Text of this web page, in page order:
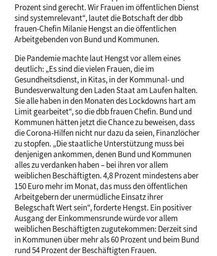
Prozent sind gerecht. Wir Frauen im öffentlichen Dienst
sind systemrelevant“, lautet die Botschaft der dbb
frauen-Chefin Milanie Hengst an die öffentlichen
Arbeitgebenden von Bund und Kommunen.
Die Pandemie machte laut Hengst vor allem eines
deutlich: „Es sind die vielen Frauen, die im
Gesundheitsdienst, in Kitas, in der Kommunal- und
Bundesverwaltung den Laden Staat am Laufen halten.
Sie alle haben in den Monaten des Lockdowns hart am
Limit gearbeitet“, so die dbb frauen Chefin. Bund und
Kommunen hätten jetzt die Chance zu beweisen, dass
die Corona-Hilfen nicht nur dazu da seien, Finanzlöcher
zu stopfen. „Die staatliche Unterstützung muss bei
denjenigen ankommen, denen Bund und Kommunen
alles zu verdanken haben – bei ihren vor allem
weiblichen Beschäftigten. 4,8 Prozent mindestens aber
150 Euro mehr im Monat, das muss den öffentlichen
Arbeitgebern der unermüdliche Einsatz ihrer
Belegschaft Wert sein“, forderte Hengst. Ein positiver
Ausgang der Einkommensrunde würde vor allem
weiblichen Beschäftigten zugutekommen: Derzeit sind
in Kommunen über mehr als 60 Prozent und beim Bund
rund 54 Prozent der Beschäftigten Frauen.